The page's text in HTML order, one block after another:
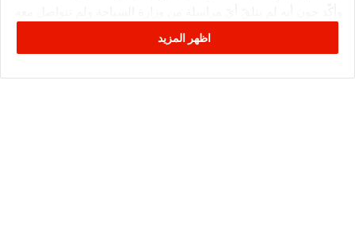
بخصوص الفيديو الترويجي لتونس وإمكانية مُشاركته على صفحتها
الرسمية.
اظهر المزيد